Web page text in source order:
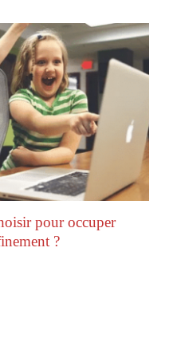
pour occuper
?